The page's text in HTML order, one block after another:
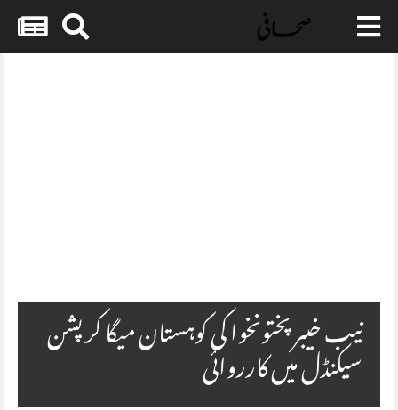
Skip
نیب خیبرپختونخوا کی کوہستان میگا کرپشن
سیکنڈل میں کارروائی